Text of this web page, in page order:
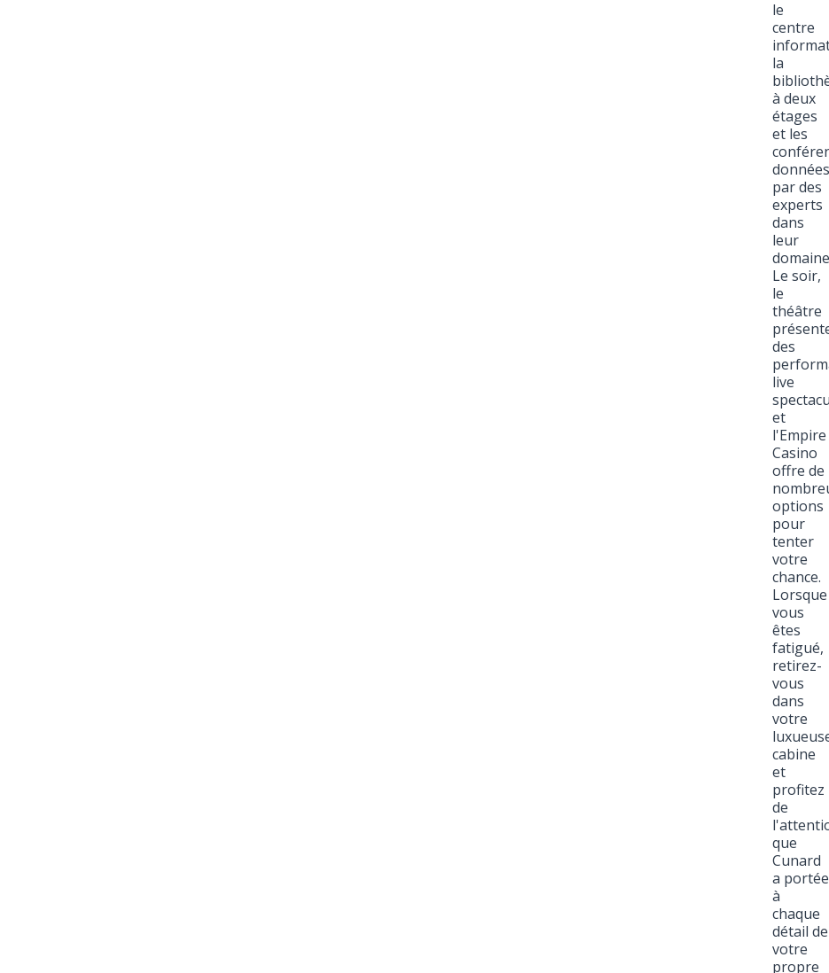
le
centre
la
à deux
étages
et les
données
par des
experts
dans
leur
Le soir,
le
théâtre
des
live
et
l'Empire
Casino
offre de
options
pour
tenter
votre
chance.
Lorsque
vous
êtes
fatigué,
retirez-
vous
dans
votre
cabine
et
profitez
de
que
Cunard
a portée
à
chaque
détail de
votre
propre